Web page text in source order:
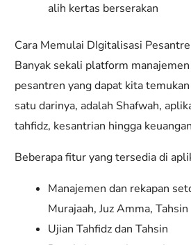
alih kertas berserakan
Cara Memulai DIgitalisasi
Banyak sekali platform
pesantren yang dapat kita
satu darinya, adalah Shafwah,
tahfidz, kesantrian hingga
Beberapa fitur yang tersedia di
Manajemen dan rekapan
Murajaah, Juz Amma, Tahsin
Ujian Tahfidz dan Tahsin